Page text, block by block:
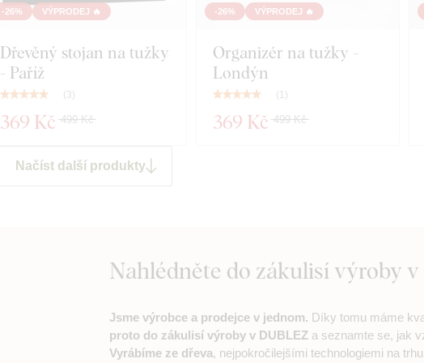
-26% VÝPRODEJ 🔥
Dřevěný stojan na tužky
- Paříž
(3)
369 Kč 499 Kč
-26% VÝPRODEJ 🔥
Organizér na tužky -
Londýn
(1)
369 Kč 499 Kč
Načíst další produkty
Nahlédněte do zákulisí výroby
Jsme výrobce a prodejce v jednom. Díky tomu máme
proto do zákulisí výroby v DUBLEZ a seznamte se, jak
Vyrábíme ze dřeva, nejpokročilejšími technologiemi na